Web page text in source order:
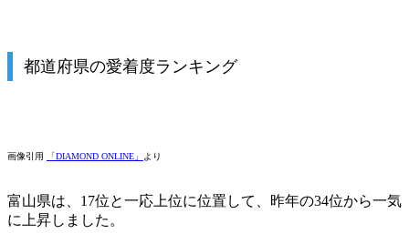
都道府県の愛着度ランキング
画像引用 「DIAMOND ONLINE」 より
富山県は、17位と一応上位に位置して、昨年の34位から一気
に上昇しました。